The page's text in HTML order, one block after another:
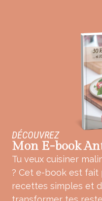
DÉCOUVREZ
Mon E-book
Tu veux cuisiner
? Cet e-book est fait
recettes simples et